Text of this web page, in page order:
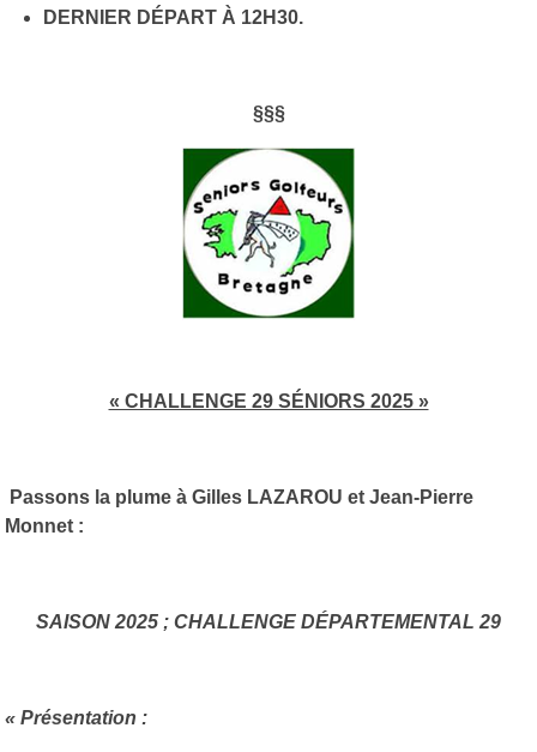
DERNIER DÉPART À 12H30.
§§§
« CHALLENGE 29 SÉNIORS 2025 »
Passons la plume à Gilles LAZAROU et Jean-Pierre
Monnet :
SAISON 2025 ; CHALLENGE DÉPARTEMENTAL 29
« Présentation :